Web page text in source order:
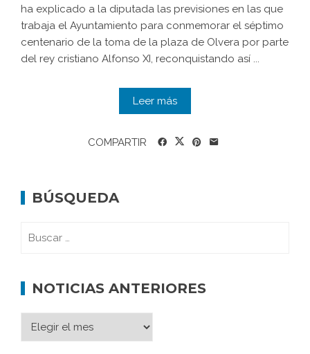
ha explicado a la diputada las previsiones en las que
trabaja el Ayuntamiento para conmemorar el séptimo
centenario de la toma de la plaza de Olvera por parte
del rey cristiano Alfonso XI, reconquistando así ...
Leer más
COMPARTIR
BÚSQUEDA
NOTICIAS ANTERIORES